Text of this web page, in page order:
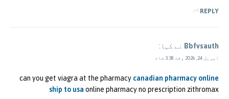
REPLY
Bbfvsauth نے کہا:
اپریل 24, 2026 وقت 3:38 شام
can you get viagra at the pharmacy canadian pharmacy online
ship to usa online pharmacy no prescription zithromax